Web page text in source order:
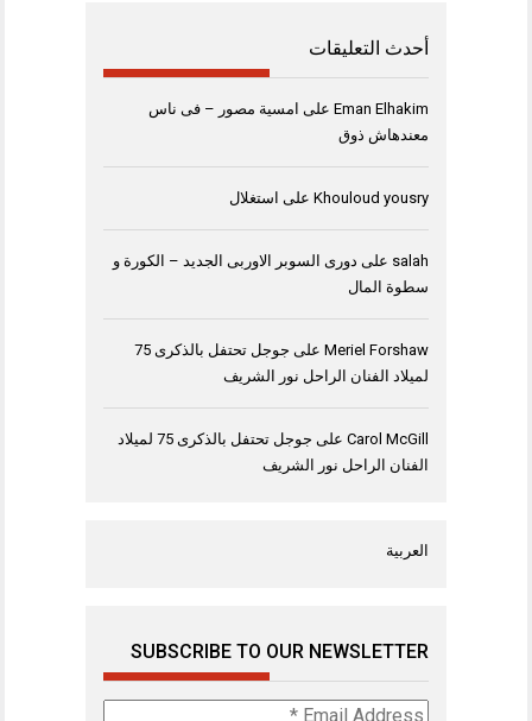
أحدث التعليقات
Eman Elhakim على امسية مصور – فى ناس
معندهاش ذوق
Khouloud yousry على استغلال
salah على دورى السوبر الاوربى الجديد – الكورة و
سطوة المال
Meriel Forshaw على
جوجل تحتفل بالذكرى 75
لميلاد الفنان الراحل نور الشريف
Carol McGill على
جوجل تحتفل بالذكرى 75 لميلاد
الفنان الراحل نور الشريف
العربية
SUBSCRIBE TO OUR NEWSLETTER
Email